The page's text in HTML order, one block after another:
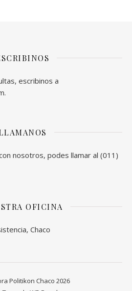
escribinos a
nosotros, podes llamar al (011)
OFICINA
Chaco
Politikon Chaco 2026